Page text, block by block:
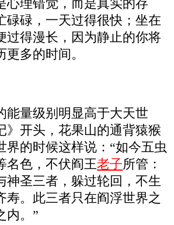
心理错觉，而是真实的存
碌碌，一天过得很快；坐在
过得漫长，因为静止的你将
多的时间。
能量级别明显高于大天世
》开头，花果山的通背猿猴
界的时候这样说：“如今五虫
名色，不伏阎王老子所管：
神圣三者，躲过轮回，不生
寿。此三者只在阎浮世界之
内。”